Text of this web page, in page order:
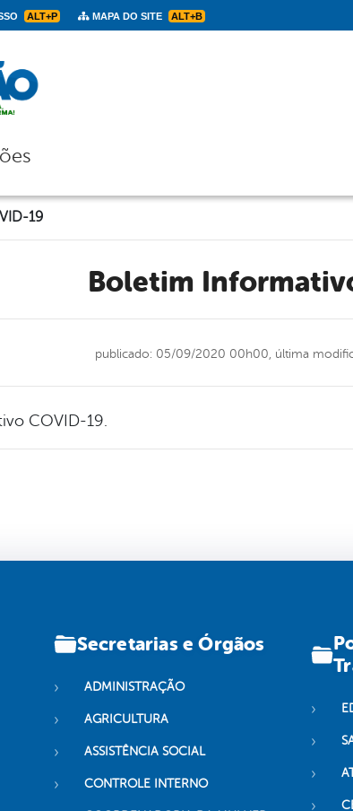
ALT+P MAPA DO SITE ALT+B
19
Boletim
publicado: 05/09/2020 00h00, última
COVID-19.
Secretarias e Órgãos
ADMINISTRAÇÃO
AGRICULTURA
ASSISTÊNCIA SOCIAL
CONTROLE INTERNO